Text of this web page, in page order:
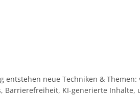
neue Techniken & Themen:
Barrierefreiheit, KI-generierte